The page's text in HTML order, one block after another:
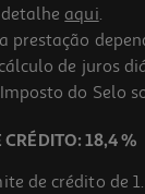
aqui.
prestação
de juros
do Selo
CRÉDITO: 18,4 %
de crédito de